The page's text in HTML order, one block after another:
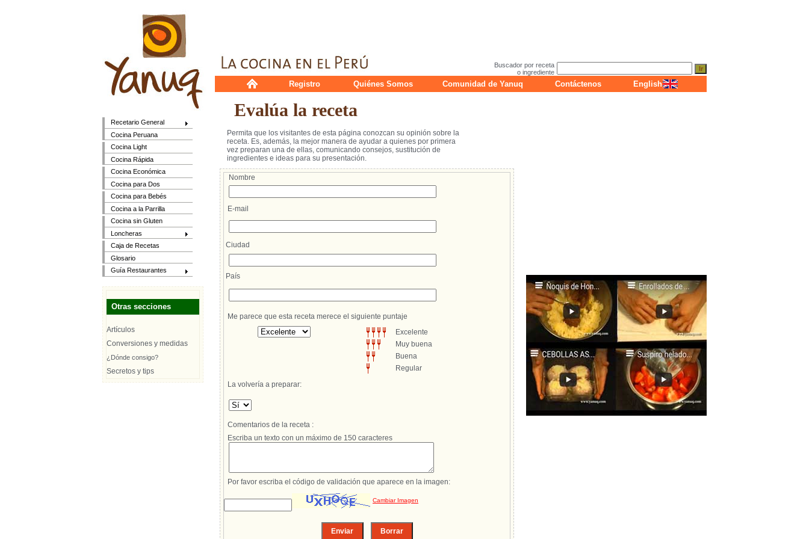
Recetario General
Cocina Peruana
Cocina Light
Cocina Rápida
Cocina Económica
Cocina para Dos
Cocina para Bebés
Cocina a la Parrilla
Cocina sin Gluten
Loncheras
Caja de Recetas
Glosario
Guía Restaurantes
Otras secciones
Artículos
Conversiones y medidas
¿Dónde consigo?
Secretos y tips
Buscador por receta
o ingrediente
Registro Quiénes Somos Comunidad de Yanuq Contáctenos English
Evalúa la receta
Permita que los visitantes de esta página conozcan su opinión sobre la
receta. Es, además, la mejor manera de ayudar a quienes por primera
vez preparan una de ellas, comunicando consejos, sustitución de
ingredientes e ideas para su presentación.
Nombre
E-mail
Ciudad
País
Me parece que esta receta merece el siguiente puntaje
Excelente
Muy buena
Buena
Regular
La volvería a preparar:
Comentarios de la receta :
Escriba un texto con un máximo de 150 caracteres
Por favor escriba el código de validación que aparece en la imagen:
Cambiar Imagen